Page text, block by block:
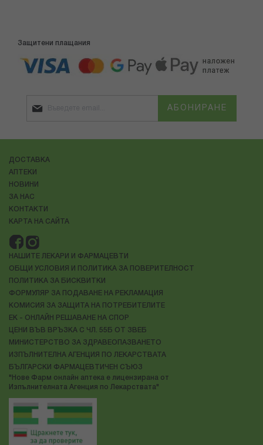
Защитени плащания
АБОНИРАНЕ
ДОСТАВКА
АПТЕКИ
НОВИНИ
ЗА НАС
КОНТАКТИ
КАРТА НА САЙТА
НАШИТЕ ЛЕКАРИ И ФАРМАЦЕВТИ
ОБЩИ УСЛОВИЯ И ПОЛИТИКА ЗА ПОВЕРИТЕЛНОСТ
ПОЛИТИКА ЗА БИСКВИТКИ
ФОРМУЛЯР ЗА ПОДАВАНЕ НА РЕКЛАМАЦИЯ
КОМИСИЯ ЗА ЗАЩИТА НА ПОТРЕБИТЕЛИТЕ
ЕК - ОНЛАЙН РЕШАВАНЕ НА СПОР
ЦЕНИ ВЪВ ВРЪЗКА С ЧЛ. 55Б ОТ ЗВЕБ
МИНИСТЕРСТВО ЗА ЗДРАВЕОПАЗВАНЕТО
ИЗПЪЛНИТЕЛНА АГЕНЦИЯ ПО ЛЕКАРСТВАТА
БЪЛГАРСКИ ФАРМАЦЕВТИЧЕН СЪЮЗ
"Нове Фарм онлайн аптека е лицензирана от
Изпълнителната Агенция по Лекарствата"